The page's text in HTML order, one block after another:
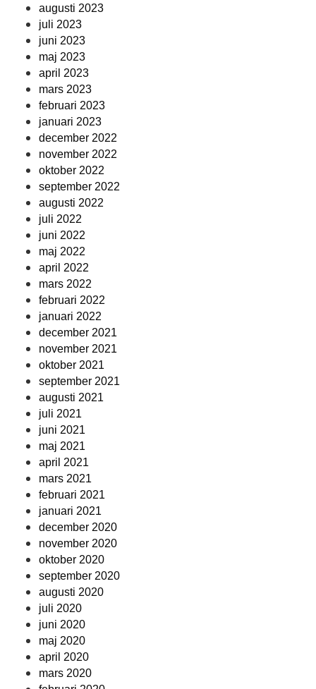
augusti 2023
juli 2023
juni 2023
maj 2023
april 2023
mars 2023
februari 2023
januari 2023
december 2022
november 2022
oktober 2022
september 2022
augusti 2022
juli 2022
juni 2022
maj 2022
april 2022
mars 2022
februari 2022
januari 2022
december 2021
november 2021
oktober 2021
september 2021
augusti 2021
juli 2021
juni 2021
maj 2021
april 2021
mars 2021
februari 2021
januari 2021
december 2020
november 2020
oktober 2020
september 2020
augusti 2020
juli 2020
juni 2020
maj 2020
april 2020
mars 2020